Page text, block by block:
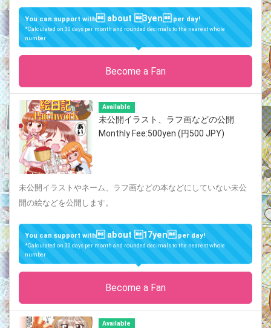
You can support with about 3yenper day!
*Calculated on 30 days per month and rounded decimals to the nearest whole
number
Become a Fan
Available
未公開イラスト、ラフ画などの公開
Monthly Fee:500yen (円500 JPY)
未公開イラストやネーム、ラフ画などの本などにしていない未公
開の絵などを公開します。
You can support with about 17yenper day!
*Calculated on 30 days per month and rounded decimals to the nearest whole
number
Become a Fan
Available